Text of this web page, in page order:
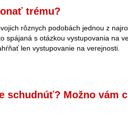
trému?
rôznych podobách jednou z
spájaná s otázkou vystupovania na
len vystupovanie na verejnosti.
schudnúť? Možno vám